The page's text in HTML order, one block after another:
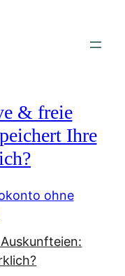
& freie
Ihre
ohne